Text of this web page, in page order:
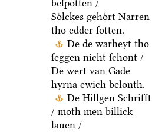
beſpotten /
Soͤlckes gehoͤrt Narren
tho edder ſotten.
De de warheyt tho
ſeggen nicht ſchont /
De wert van Gade
hyrna ewich belonth.
De Hillgen Schrifft
/ moth men billick
lauen /